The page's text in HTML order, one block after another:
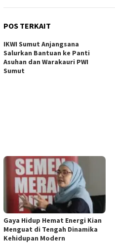
POS TERKAIT
IKWI Sumut Anjangsana
Salurkan Bantuan ke Panti
Asuhan dan Warakauri PWI
Sumut
Gaya Hidup Hemat Energi Kian
Menguat di Tengah Dinamika
Kehidupan Modern